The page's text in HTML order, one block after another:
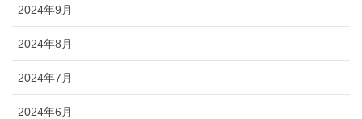
2024年9月
2024年8月
2024年7月
2024年6月